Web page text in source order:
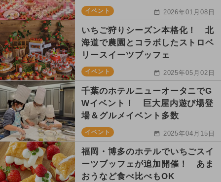
イベント 2026年01月08日
いちご狩りシーズン本格化！ 北
海道で農園とコラボしたストロベ
リースイーツブッフェ
イベント 2025年05月02日
千葉のホテルニューオータニでG
Wイベント！ 巨大屋内遊び場登
場＆グルメイベント多数
イベント 2025年04月15日
福岡・博多のホテルでいちごスイ
ーツブッフェが追加開催！ あま
おうなど食べ比べもOK